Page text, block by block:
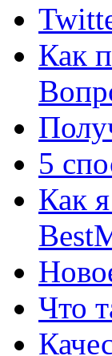
Как
5
Как
Что